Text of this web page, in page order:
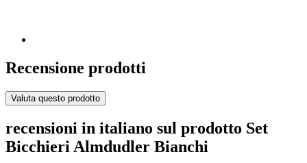
Recensione prodotti
Valuta questo prodotto
recensioni in italiano sul prodotto Set
Bicchieri Almdudler Bianchi